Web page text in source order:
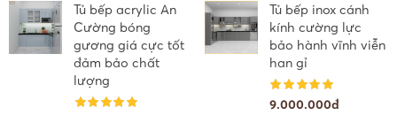
Tủ bếp acrylic An
Cường bóng
gương giá cực tốt
đảm bảo chất
lượng
Tủ bếp inox cánh
kính cường lực
bảo hành vĩnh viễn
han gỉ
9.000.000đ